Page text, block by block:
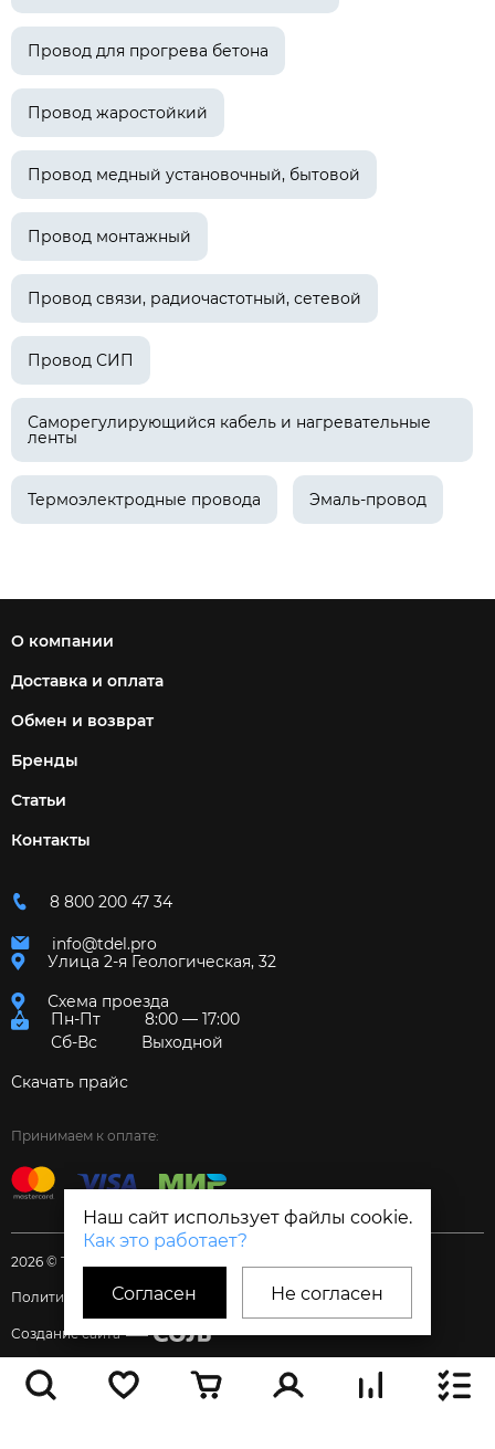
Наш сайт использует файлы cookie.
Как это работает?
Согласен Не согласен
Провод для прогрева бетона
Провод жаростойкий
Провод медный установочный, бытовой
Провод монтажный
Провод связи, радиочастотный, сетевой
Провод СИП
Саморегулирующийся кабель и нагревательные
ленты
Термоэлектродные провода Эмаль-провод
О компании
Доставка и оплата
Обмен и возврат
Бренды
Статьи
Контакты
8 800 200 47 34
info@tdel.pro
Улица 2-я Геологическая, 32
Схема проезда
Пн-Пт
8:00 — 17:00
Сб-Вс
Выходной
Скачать прайс
Принимаем к оплате:
2026 © Торговый дом «Электрум»
Политика и Согласия
Создание сайта